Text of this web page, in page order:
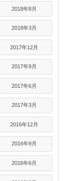
2018年8月
2018年3月
2017年12月
2017年9月
2017年6月
2017年3月
2016年12月
2016年9月
2016年6月